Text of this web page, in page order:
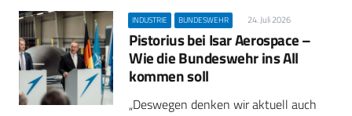
INDUSTRIE BUNDESWEHR 24. Juli 2026
Pistorius bei Isar Aerospace –
Wie die Bundeswehr ins All
kommen soll
„Deswegen denken wir aktuell auch